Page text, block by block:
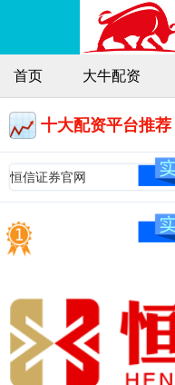
首页 大牛配资
十大配资平台推荐
恒信证券官网